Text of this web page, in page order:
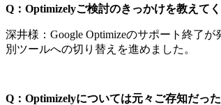
Q：Optimizelyご検討のきっかけを教えてく
深井様：Google Optimizeのサポート終了
別ツールへの切り替えを進めました。
Q：Optimizelyについては元々ご存知だった